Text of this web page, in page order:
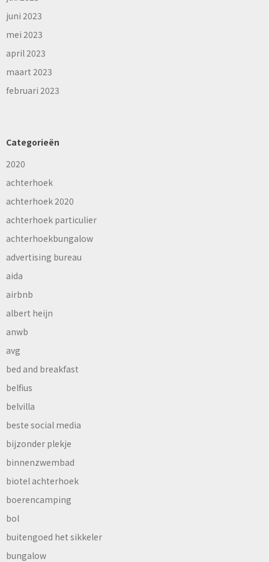
juni 2023
mei 2023
april 2023
maart 2023
februari 2023
Categorieën
2020
achterhoek
achterhoek 2020
achterhoek particulier
achterhoekbungalow
advertising bureau
aida
airbnb
albert heijn
anwb
avg
bed and breakfast
belfius
belvilla
beste social media
bijzonder plekje
binnenzwembad
biotel achterhoek
boerencamping
bol
buitengoed het sikkeler
bungalow